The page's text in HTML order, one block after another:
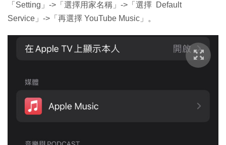
「Setting」->「選擇用家名稱」->「選擇 Default
Service」->「再選擇 YouTube Music」。